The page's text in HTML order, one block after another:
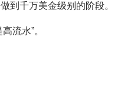
到千万美金级别的阶段。
流水”。